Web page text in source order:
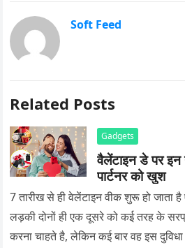
Soft Feed
Related Posts
Gadgets
वैलेंटाइन डे पर
पार्टनर को खुश
7 तारीख से ही वेलेंटाइन वीक शुरू हो जाता
लड़की दोनों ही एक दूसरे को कई तरह के
करना चाहते है, लेकिन कई बार वह इस